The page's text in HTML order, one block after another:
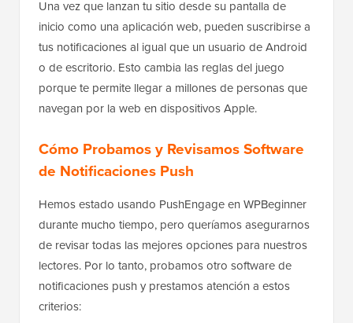
Una vez que lanzan tu sitio desde su pantalla de
inicio como una aplicación web, pueden suscribirse a
tus notificaciones al igual que un usuario de Android
o de escritorio. Esto cambia las reglas del juego
porque te permite llegar a millones de personas que
navegan por la web en dispositivos Apple.
Cómo Probamos y Revisamos Software
de Notificaciones Push
Hemos estado usando PushEngage en WPBeginner
durante mucho tiempo, pero queríamos asegurarnos
de revisar todas las mejores opciones para nuestros
lectores. Por lo tanto, probamos otro software de
notificaciones push y prestamos atención a estos
criterios: